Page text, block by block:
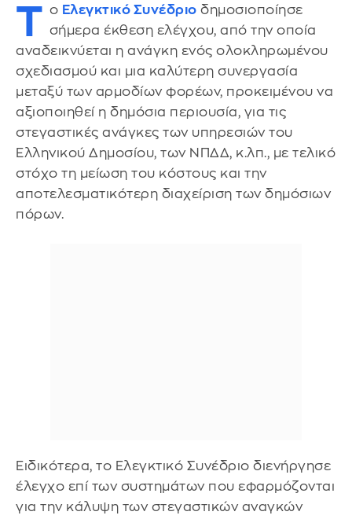
Τ ο Ελεγκτικό Συνέδριο δημοσιοποίησε
σήμερα έκθεση ελέγχου, από την οποία
αναδεικνύεται η ανάγκη ενός ολοκληρωμένου
σχεδιασμού και μια καλύτερη συνεργασία
μεταξύ των αρμοδίων φορέων, προκειμένου να
αξιοποιηθεί η δημόσια περιουσία, για τις
στεγαστικές ανάγκες των υπηρεσιών του
Ελληνικού Δημοσίου, των ΝΠΔΔ, κ.λπ., με τελικό
στόχο τη μείωση του κόστους και την
αποτελεσματικότερη διαχείριση των δημόσιων
πόρων.
Ειδικότερα, το Ελεγκτικό Συνέδριο διενήργησε
έλεγχο επί των συστημάτων που εφαρμόζονται
για την κάλυψη των στεγαστικών αναγκών